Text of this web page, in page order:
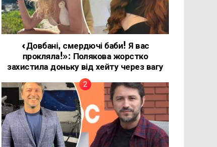
«Довбані, смердючі баби! Я вас
прокляла!»: Полякова жорстко
захистила доньку від хейту через вагу